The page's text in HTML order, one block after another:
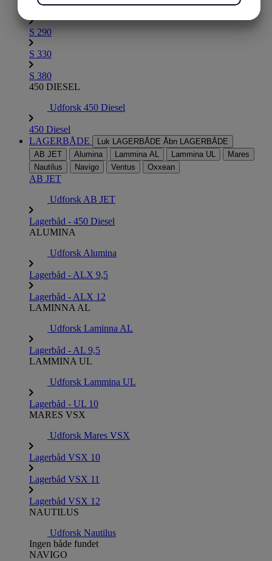
S 290
S 330
S 380
450 DIESEL
Udforsk 450 Diesel
450 Diesel
LAGERBÅDE
Luk LAGERBÅDE Åbn LAGERBÅDE
AB JET
Alumina Lammina AL Lammina UL
Mares
Nautilus
Navigo Ventus Oxxean
AB JET
Udforsk AB JET
Lagerbåd - 450 Diesel
ALUMINA
Udforsk Alumina
Lagerbåd - ALX 9,5
Lagerbåd - ALX 12
LAMINNA AL
Udforsk Laminna AL
Lagerbåd - AL 9,5
LAMMINA UL
Udforsk Lammina UL
Lagerbåd - UL 10
MARES VSX
Udforsk Mares VSX
Lagerbåd VSX 10
Lagerbåd VSX 11
Lagerbåd VSX 12
NAUTILUS
Udforsk Nautilus
Ingen både fundet
NAVIGO